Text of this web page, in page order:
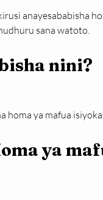
anayesababisha
sana watoto.
nini?
homa ya mafua
ya